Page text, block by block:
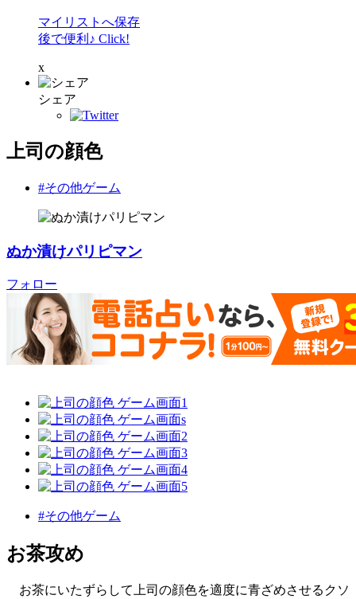
マイリストへ保存
後で便利♪ Click!
x
シェア
上司の顔色
#その他ゲーム
ぬか漬けパリピマン
フォロー
#その他ゲーム
お茶攻め
お茶にいたずらして上司の顔色を適度に青ざめさせるクソ